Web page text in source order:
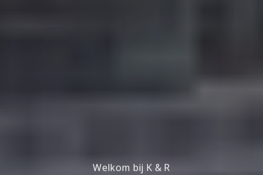
Welkom bij K & R